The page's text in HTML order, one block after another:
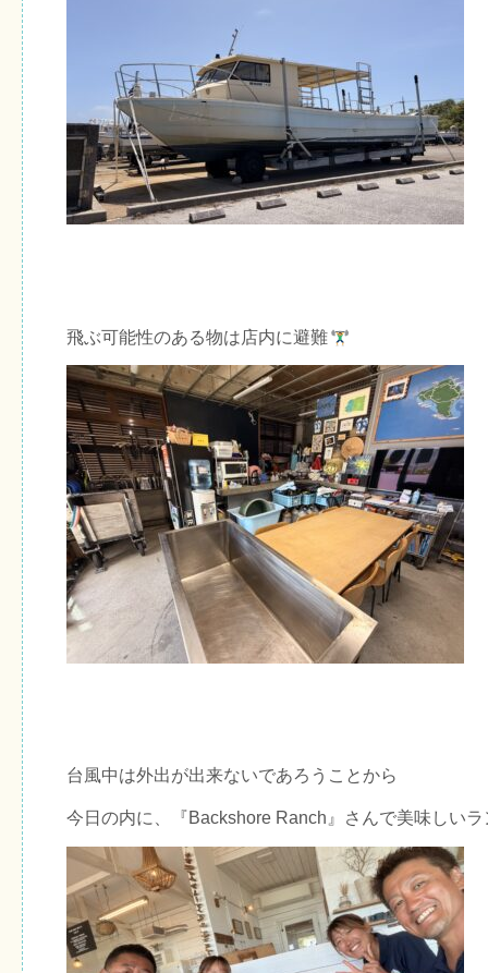
飛ぶ可能性のある物は店内に避難
台風中は外出が出来ないであろうことから
今日の内に、『Backshore Ranch』さんで美味しい